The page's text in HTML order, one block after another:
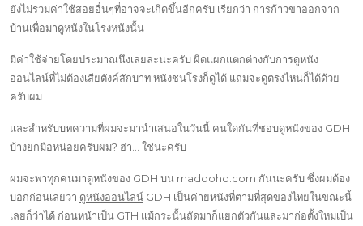
ยังไม่รวมค่าใช้สอยอื่นๆที่อาจจะเกิดขึ้นอีกครับ เรียกว่า การก้าวขาออกจาก
บ้านเพื่อมาดูหนังในโรงหนังนั้น
มีค่าใช้จ่ายโดยประมาณนึงเลยล่ะนะครับ ผิดแผกแตกต่างกับการดูหนัง
ออนไลน์ที่ไม่ต้องเสียตังค์สักบาท หนังชนโรงก็ดูได้ แถมจะดูตรงไหนก็ได้ด้วย
ครับผม
และสำหรับบทความที่ผมจะมานำเสนอในวันนี้ คนใดกันที่ชอบดูหนังของ GDH
บ้างยกมือหน่อยครับผม? ฮ่า… ใช่นะครับ
ผมจะพาทุกคนมาดูหนังของ GDH บน madoohd.com กันนะครับ ซึ่งผมต้อง
บอกก่อนเลยว่า ดูหนังออนไลน์ GDH เป็นค่ายหนังที่ตามที่สุดของไทยในขณะนี้
เลยก็ว่าได้ ก่อนหน้าเป็น GTH แม้กระนั้นถัดมาก็แยกตัวกันและมาก่อตั้งใหม่เป็น